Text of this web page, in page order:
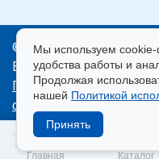
Главная Каталог
© ООО «Медтехника»
Все права защищены
Политика
сайтом
обработку
Продвижение сайта —
Мы используем
удобства работы и
Продолжая
нашей Политикой
Принять